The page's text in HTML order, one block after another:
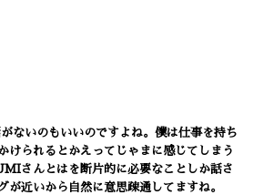
ないのもいいのですよね。僕は仕事を持ち
けられるとかえってじゃまに感じてしまう
さんとはを断片的に必要なことしか話さ
が近いから自然に意思疎通してますね。